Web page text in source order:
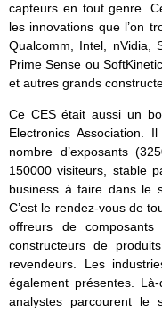
capteurs en tout genre.
les innovations que l’on
Qualcomm, Intel, nVidia,
Prime Sense ou
et autres grands
Ce CES était aussi un
Electronics
nombre d’exposants
150000 visiteurs, stable
business à faire dans le
C’est le rendez-vous de
offreurs de
constructeurs de
revendeurs. Les
également présentes.
analystes parcourent le